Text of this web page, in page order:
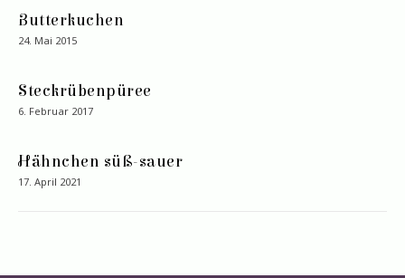
Butterkuchen
24. Mai 2015
Steckrübenpüree
6. Februar 2017
Hähnchen süß-sauer
17. April 2021